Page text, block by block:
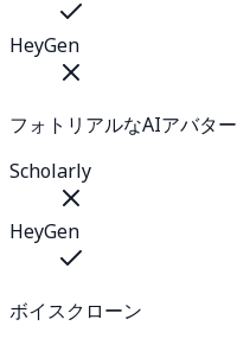
HeyGen
フォトリアルなAIアバター
Scholarly
HeyGen
ボイスクローン